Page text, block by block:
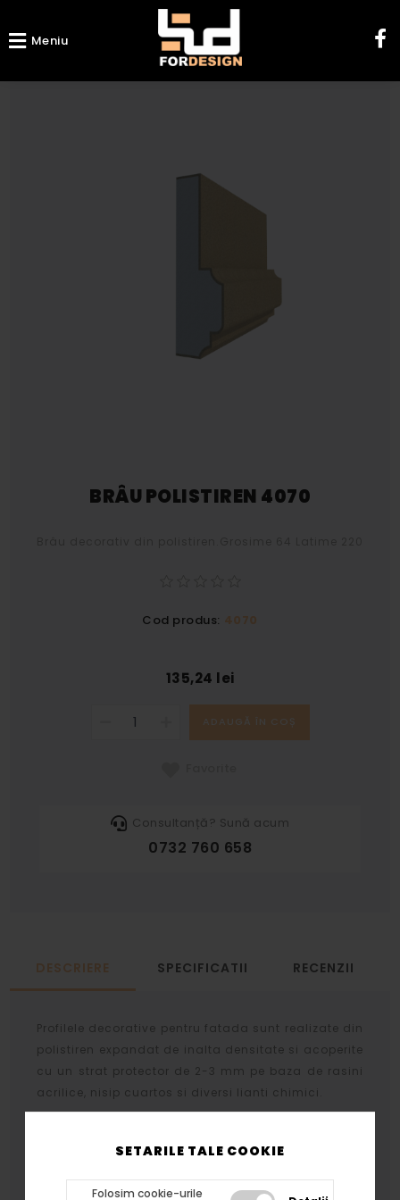
SETARILE TALE COOKIE
Folosim cookie-urile
Meniu
BRÂU POLISTIREN 4070
Cod produs: 4070
135,24 lei
ADAUGĂ ÎN COȘ
Consultanță? Sună acum
0732 760 658
DESCRIERE SPECIFICATII RECENZII
Profilele decorative pentru fatada sunt realizate din
polistiren expandat de inalta densitate si acoperite
cu un strat protector de 2-3 mm pe baza de rasini
acrilice, nisip cuartos si diversi lianti chimici.
atat profilelor cat si arcadelor, bazelor si